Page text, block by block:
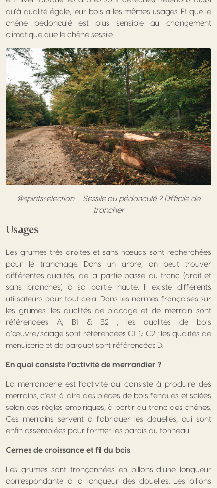
qu’à qualité égale, leur bois a les mêmes usages. Et que le
chêne pédonculé est plus sensible au changement
climatique que le chêne sessile.
@spiritsselection – Sessile ou pédonculé ? Difficile de
trancher
Usages
Les grumes très droites et sans nœuds sont recherchées
pour le tranchage. Dans un arbre, on peut trouver
différentes qualités, de la partie basse du tronc (droit et
sans branches) à sa partie haute. Il existe différents
utilisateurs pour tout cela. Dans les normes françaises sur
les grumes, les qualités de placage et de merrain sont
référencées A, B1 & B2 ; les qualités de bois
d’œuvre/sciage sont référencées C1 & C2 ; les qualités de
menuiserie et de parquet sont référencées D.
En quoi consiste l’activité de merrandier ?
La merranderie est l’activité qui consiste à produire des
merrains, c’est-à-dire des pièces de bois fendues et sciées
selon des règles empiriques, à partir du tronc des chênes.
Ces merrains servent à fabriquer les douelles, qui sont
enfin assemblées pour former les parois du tonneau.
Cernes de croissance et fil du bois
Les grumes sont tronçonnées en billons d’une longueur
correspondante à la longueur des douelles. Les billons